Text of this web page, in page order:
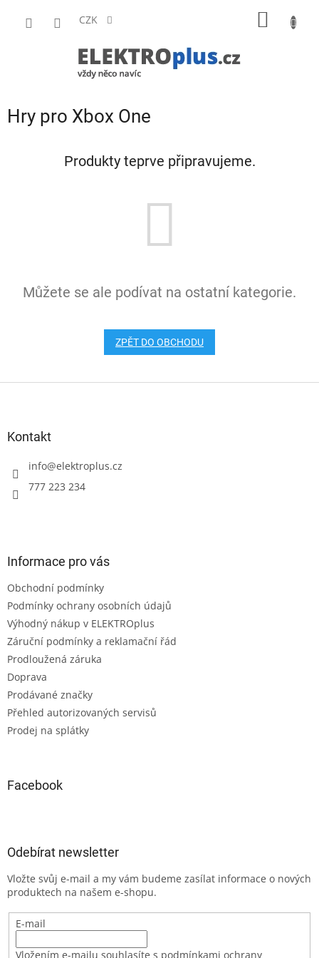
CZK
Hry pro Xbox One
Produkty teprve připravujeme.
Můžete se ale podívat na ostatní kategorie.
ZPĚT DO OBCHODU
Kontakt
info@elektroplus.cz
777 223 234
Informace pro vás
Obchodní podmínky
Podmínky ochrany osobních údajů
Výhodný nákup v ELEKTROplus
Záruční podmínky a reklamační řád
Prodloužená záruka
Doprava
Prodávané značky
Přehled autorizovaných servisů
Prodej na splátky
Facebook
Odebírat newsletter
Vložte svůj e-mail a my vám budeme zasílat informace o nových
produktech na našem e-shopu.
E-mail
Vložením e-mailu souhlasíte s podmínkami ochrany